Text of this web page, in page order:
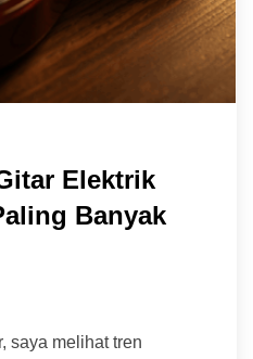
Elektrik
Banyak
saya melihat tren